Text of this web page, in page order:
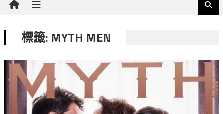
標籤: MYTH MEN